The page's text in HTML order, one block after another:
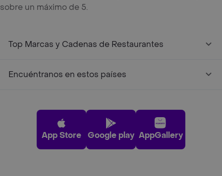
sobre un máximo de 5.
Top Marcas y Cadenas de Restaurantes
Encuéntranos en estos países
App Store Google play AppGallery